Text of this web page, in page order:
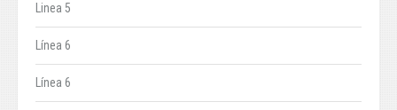
Linea 5
Línea 6
Línea 6